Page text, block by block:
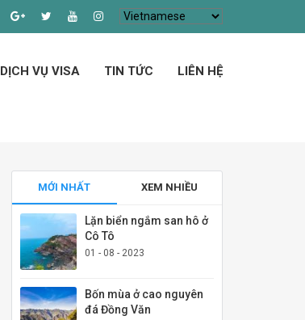
DỊCH VỤ VISA TIN TỨC LIÊN HỆ
MỚI NHẤT XEM NHIỀU
Lặn biển ngắm san hô ở
Cô Tô
01 - 08 - 2023
Bốn mùa ở cao nguyên
đá Đồng Văn